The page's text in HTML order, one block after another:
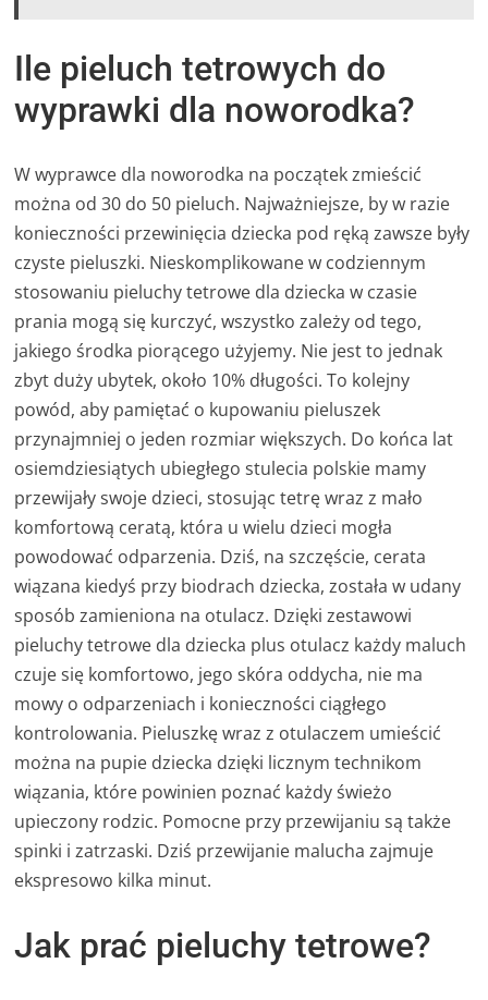
Ile pieluch tetrowych do
wyprawki dla noworodka?
W wyprawce dla noworodka na początek zmieścić
można od 30 do 50 pieluch. Najważniejsze, by w razie
konieczności przewinięcia dziecka pod ręką zawsze były
czyste pieluszki. Nieskomplikowane w codziennym
stosowaniu pieluchy tetrowe dla dziecka w czasie
prania mogą się kurczyć, wszystko zależy od tego,
jakiego środka piorącego użyjemy. Nie jest to jednak
zbyt duży ubytek, około 10% długości. To kolejny
powód, aby pamiętać o kupowaniu pieluszek
przynajmniej o jeden rozmiar większych. Do końca lat
osiemdziesiątych ubiegłego stulecia polskie mamy
przewijały swoje dzieci, stosując tetrę wraz z mało
komfortową ceratą, która u wielu dzieci mogła
powodować odparzenia. Dziś, na szczęście, cerata
wiązana kiedyś przy biodrach dziecka, została w udany
sposób zamieniona na otulacz. Dzięki zestawowi
pieluchy tetrowe dla dziecka plus otulacz każdy maluch
czuje się komfortowo, jego skóra oddycha, nie ma
mowy o odparzeniach i konieczności ciągłego
kontrolowania. Pieluszkę wraz z otulaczem umieścić
można na pupie dziecka dzięki licznym technikom
wiązania, które powinien poznać każdy świeżo
upieczony rodzic. Pomocne przy przewijaniu są także
spinki i zatrzaski. Dziś przewijanie malucha zajmuje
ekspresowo kilka minut.
Jak prać pieluchy tetrowe?